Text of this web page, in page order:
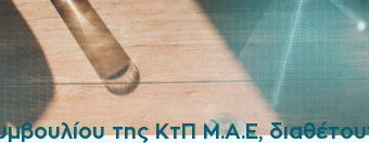
της ΚτΠ Μ.Α.Ε,